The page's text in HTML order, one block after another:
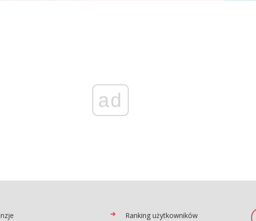
ad
Ranking użytkowników